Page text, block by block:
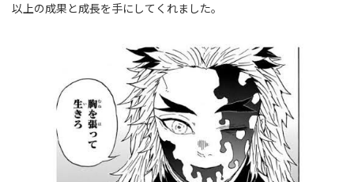
以上の成果と成長を手にしてくれました。